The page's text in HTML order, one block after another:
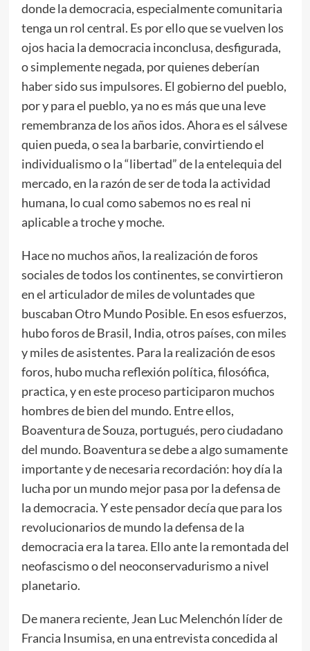
donde la democracia, especialmente comunitaria
tenga un rol central. Es por ello que se vuelven los
ojos hacia la democracia inconclusa, desfigurada,
o simplemente negada, por quienes deberían
haber sido sus impulsores. El gobierno del pueblo,
por y para el pueblo, ya no es más que una leve
remembranza de los años idos. Ahora es el sálvese
quien pueda, o sea la barbarie, convirtiendo el
individualismo o la “libertad” de la entelequia del
mercado, en la razón de ser de toda la actividad
humana, lo cual como sabemos no es real ni
aplicable a troche y moche.
Hace no muchos años, la realización de foros
sociales de todos los continentes, se convirtieron
en el articulador de miles de voluntades que
buscaban Otro Mundo Posible. En esos esfuerzos,
hubo foros de Brasil, India, otros países, con miles
y miles de asistentes. Para la realización de esos
foros, hubo mucha reflexión política, filosófica,
practica, y en este proceso participaron muchos
hombres de bien del mundo. Entre ellos,
Boaventura de Souza, portugués, pero ciudadano
del mundo. Boaventura se debe a algo sumamente
importante y de necesaria recordación: hoy día la
lucha por un mundo mejor pasa por la defensa de
la democracia. Y este pensador decía que para los
revolucionarios de mundo la defensa de la
democracia era la tarea. Ello ante la remontada del
neofascismo o del neoconservadurismo a nivel
planetario.
De manera reciente, Jean Luc Melenchón líder de
Francia Insumisa, en una entrevista concedida al